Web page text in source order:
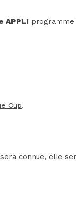
APPLI programme
Cup.
connue, elle